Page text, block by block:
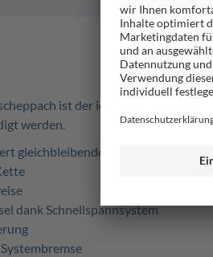
ist der ideale Helfer für
werden.
gleichbleibende Leistung auch bei
dank Schnellspannsystem